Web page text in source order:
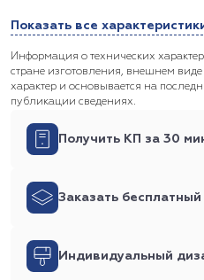
Показать все
Информация о технических
стране изготовления, внешнем
характер и основывается на
публикации сведениях.
Получить КП за 30
Заказать
Индивидуальный